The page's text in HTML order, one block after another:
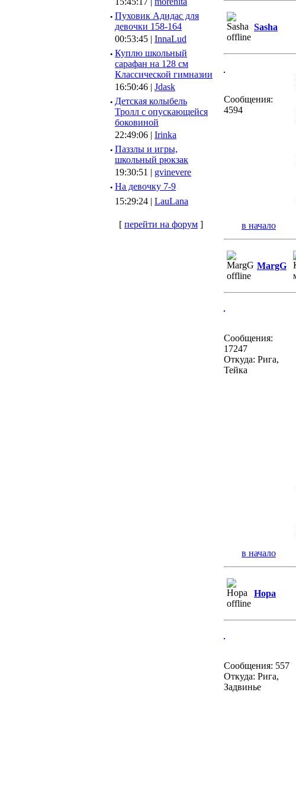
· Пуховик Адидас для
девочки 158-164
00:53:45 | InnaLud
· Куплю школьный
сарафан на 128 см
Классической гимназии
16:50:46 | Jdask
· Детская колыбель
Тролл с опускающейся
боковиной
22:49:06 | Irinka
· Паззлы и игры,
школьный рюкзак
19:30:51 | gvinevere
· Hа девочку 7-9
15:29:24 | LauLana
[ перейти на форум ]
Sasha
Сообщения:
4594
в начало
MargG
Сообщения:
17247
Откуда: Рига,
Тейка
в начало
Hopa
Сообщения: 557
Откуда: Рига,
Задвинье